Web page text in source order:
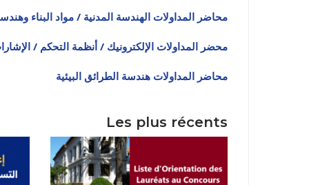
محاضر المداولات الهندسة المدنية / مواد البناء
محضر المداولات الإلكترونيك / أنظمة التحكم /
محاضر المداولات هندسة الطرائق البيئية
Les plus récents